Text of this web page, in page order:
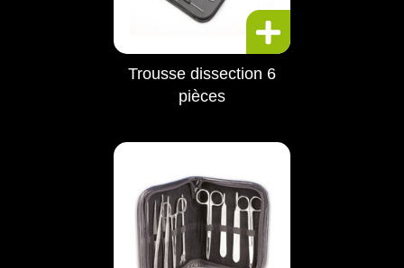
Trousse dissection 6
pièces